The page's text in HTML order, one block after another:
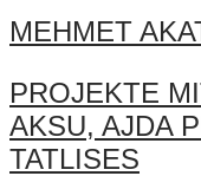
MEHMET
PROJEKTE
AKSU, AJDA
TATLISES